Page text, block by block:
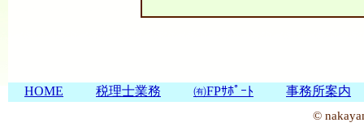
HOME 税理士業務 ㈲FPｻﾎﾟｰﾄ 事務所案内
©